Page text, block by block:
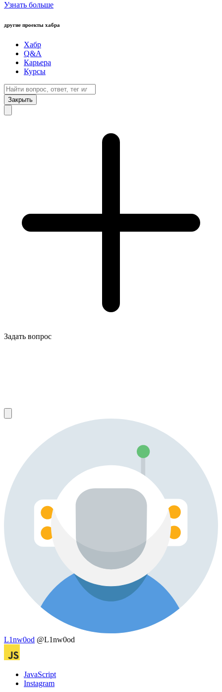
Узнать больше
другие проекты хабра
Хабр
Q&A
Карьера
Курсы
Закрыть
Задать вопрос
L1nw0od @L1nw0od
JavaScript
Instagram